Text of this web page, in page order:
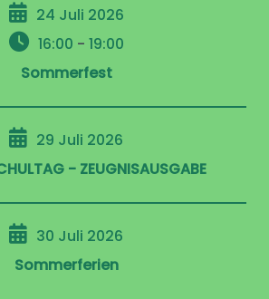
24 Juli 2026
16:00 - 19:00
Sommerfest
29 Juli 2026
- ZEUGNISAUSGABE
30 Juli 2026
Sommerferien